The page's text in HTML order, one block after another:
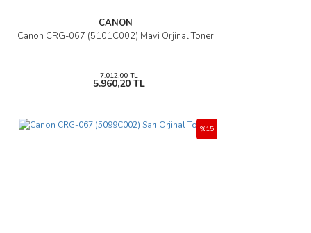
CANON
Canon CRG-067 (5101C002) Mavi Orjinal Toner
7.012,00 TL
5.960,20 TL
%15